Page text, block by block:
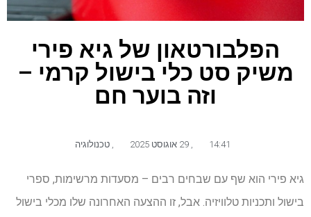
הפלבורטאון של גיא פירי
משיק סט כלי בישול קרמי –
וזה בוער חם
14:41 טכנולוגיה
גיא פירי הוא שף עם שבחים רבים – מסעדות מרשימות, ספרי
בישול ותכניות טלוויזיה. אבל, זו ההצעה האחרונה שלו מכלי בישול